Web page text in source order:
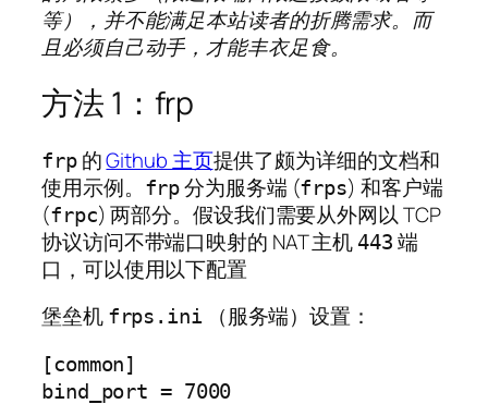
等），并不能满足本站读者的折腾需求。而
且必须自己动手，才能丰衣足食。
方法 1：frp
frp的Github 主页提供了颇为详细的文档和
使用示例。
frp分为服务端 (frps) 和客户端
(frpc) 两部分。假设我们需要从外网以 TCP
协议访问不带端口映射的 NAT 主机 443 端
口，可以使用以下配置
堡垒机 frps.ini（服务端）设置：
[common]
bind_port = 7000